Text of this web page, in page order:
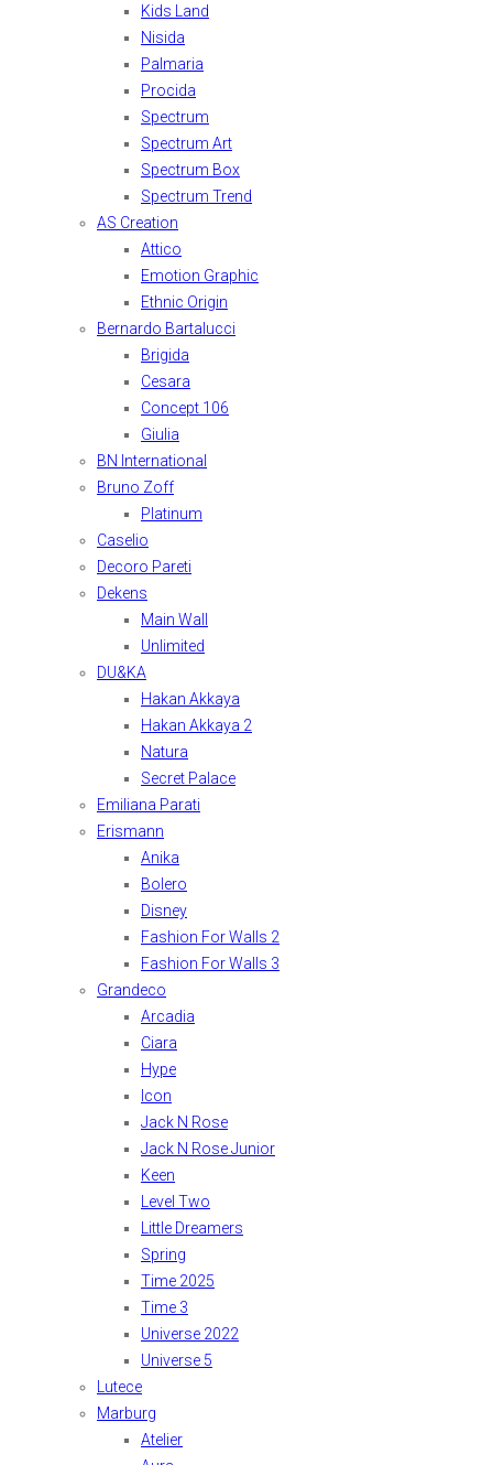
Kids Land
Nisida
Palmaria
Procida
Spectrum
Spectrum Art
Spectrum Box
Spectrum Trend
AS Creation
Attico
Emotion Graphic
Ethnic Origin
Bernardo Bartalucci
Brigida
Cesara
Concept 106
Giulia
BN International
Bruno Zoff
Platinum
Caselio
Decoro Pareti
Dekens
Main Wall
Unlimited
DU&KA
Hakan Akkaya
Hakan Akkaya 2
Natura
Secret Palace
Emiliana Parati
Erismann
Anika
Bolero
Disney
Fashion For Walls 2
Fashion For Walls 3
Grandeco
Arcadia
Ciara
Hype
Icon
Jack N Rose
Jack N Rose Junior
Keen
Level Two
Little Dreamers
Spring
Time 2025
Time 3
Universe 2022
Universe 5
Lutece
Marburg
Atelier